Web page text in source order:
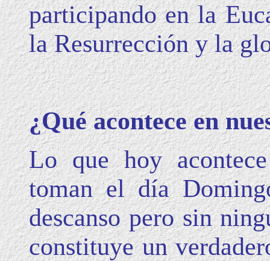
participando en la
la Resurrección y la
¿Qué acontece en
Lo que hoy
toman el día
descanso pero sin
constituye un